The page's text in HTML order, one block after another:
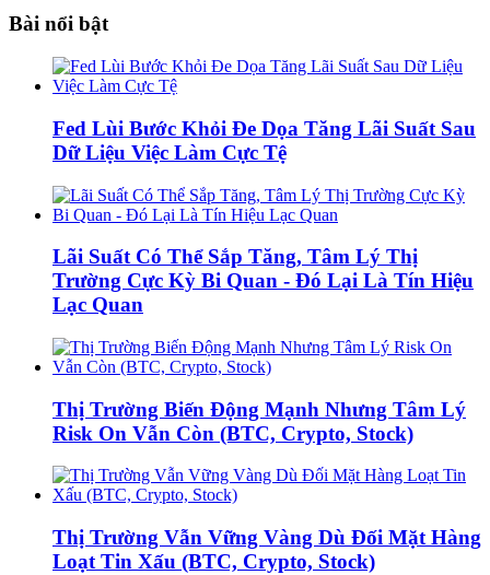
Bài nổi bật
Fed Lùi Bước Khỏi Đe Dọa Tăng Lãi Suất Sau
Dữ Liệu Việc Làm Cực Tệ
Lãi Suất Có Thể Sắp Tăng, Tâm Lý Thị
Trường Cực Kỳ Bi Quan - Đó Lại Là Tín Hiệu
Lạc Quan
Thị Trường Biến Động Mạnh Nhưng Tâm Lý
Risk On Vẫn Còn (BTC, Crypto, Stock)
Thị Trường Vẫn Vững Vàng Dù Đối Mặt Hàng
Loạt Tin Xấu (BTC, Crypto, Stock)